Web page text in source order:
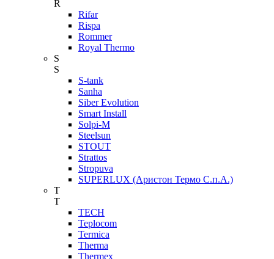
R
Rifar
Rispa
Rommer
Royal Thermo
S
S
S-tank
Sanha
Siber Evolution
Smart Install
Solpi-M
Steelsun
STOUT
Strattos
Stropuva
SUPERLUX (Аристон Термо С.п.А.)
T
T
TECH
Teplocom
Termica
Therma
Thermex